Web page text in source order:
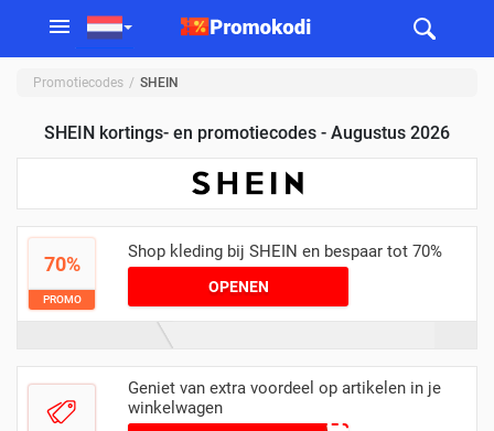
Promotiecodes SHEIN
SHEIN kortings- en promotiecodes - Augustus 2026
70%
PROMO
Shop kleding bij SHEIN en bespaar tot 70%
OPENEN
Geniet van extra voordeel op artikelen in je
winkelwagen